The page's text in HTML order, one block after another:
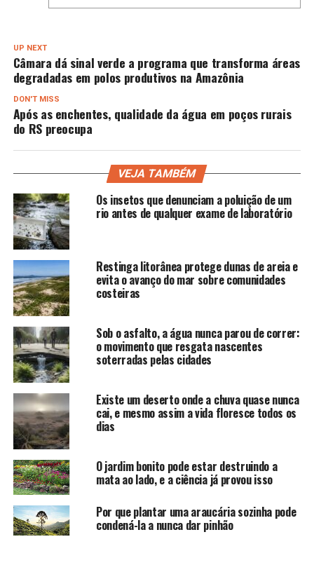
UP NEXT
Câmara dá sinal verde a programa que transforma áreas
degradadas em polos produtivos na Amazônia
DON'T MISS
Após as enchentes, qualidade da água em poços rurais
do RS preocupa
VEJA TAMBÉM
Os insetos que denunciam a poluição de um
rio antes de qualquer exame de laboratório
Restinga litorânea protege dunas de areia e
evita o avanço do mar sobre comunidades
costeiras
Sob o asfalto, a água nunca parou de correr:
o movimento que resgata nascentes
soterradas pelas cidades
Existe um deserto onde a chuva quase nunca
cai, e mesmo assim a vida floresce todos os
dias
O jardim bonito pode estar destruindo a
mata ao lado, e a ciência já provou isso
Por que plantar uma araucária sozinha pode
condená-la a nunca dar pinhão